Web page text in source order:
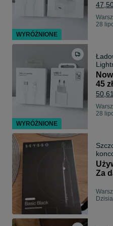
28
45 zł
28
Za
WYRÓŻNIONE
WYRÓŻNIONE